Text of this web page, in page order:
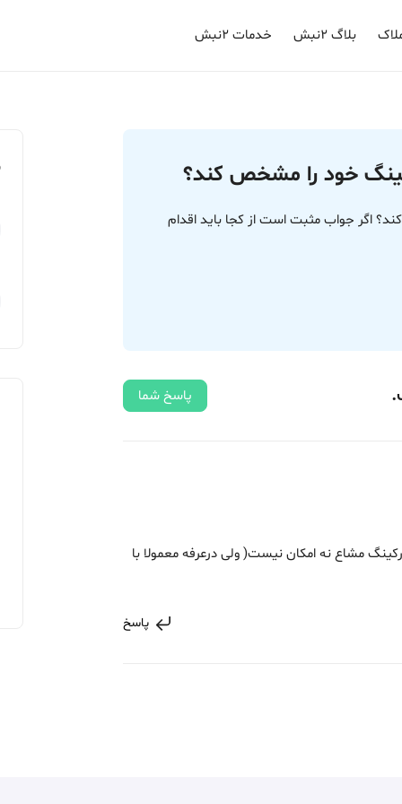
بلاگ ۲نبش خدمات ۲نبش
خود را مشخص کند؟
اگر جواب مثبت است از کجا باید اقدام
پاسخ شما
مشاع نه امکان نیست( ولی درعرفه معمولا با
پاسخ